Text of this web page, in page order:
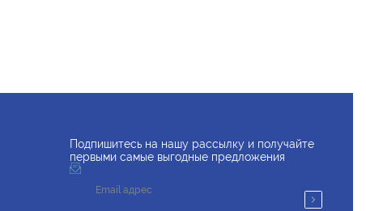
Подпишитесь на нашу рассылку и получайте
первыми самые выгодные предложения